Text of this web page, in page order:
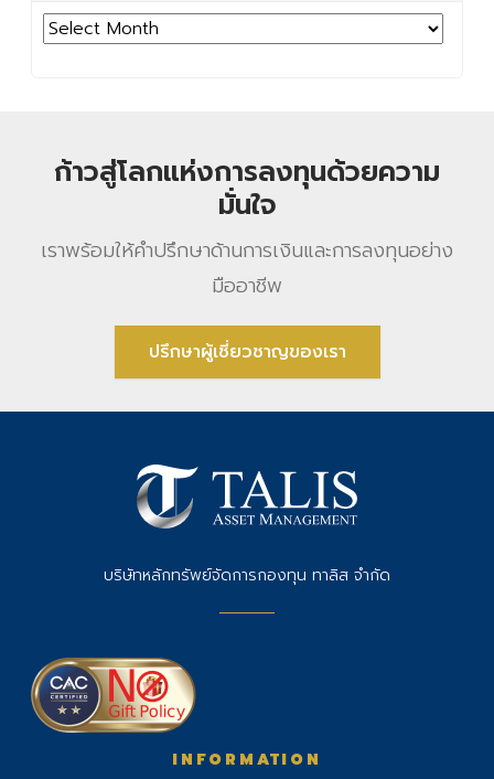
Archives
ก้าวสู่โลกแห่งการลงทุนด้วยความ
มั่นใจ
เราพร้อมให้คําปรึกษาด้านการเงินและการลงทุนอย่าง
มืออาชีพ
ปรึกษาผู้เชี่ยวชาญของเรา
บริษัทหลักทรัพย์จัดการกองทุน ทาลิส จำกัด
INFORMATION